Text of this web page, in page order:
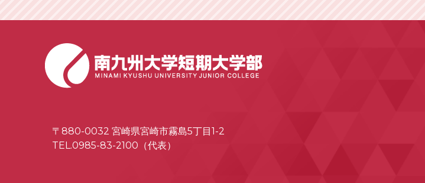
〒880-0032 宮崎県宮崎市霧島5丁目1-2
TEL.0985-83-2100（代表）